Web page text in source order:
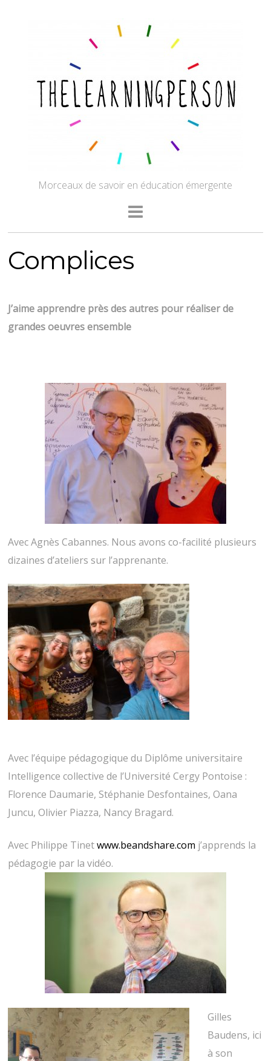
Morceaux de savoir en éducation émergente
Complices
J’aime apprendre près des autres pour réaliser de
grandes oeuvres ensemble
Avec Agnès Cabannes. Nous avons co-facilité plusieurs
dizaines d’ateliers sur l’apprenante.
Avec l’équipe pédagogique du Diplôme universitaire
Intelligence collective de l’Université Cergy Pontoise :
Florence Daumarie, Stéphanie Desfontaines, Oana
Juncu, Olivier Piazza, Nancy Bragard.
Avec Philippe Tinetwww.beandshare.com j’apprends la
pédagogie par la vidéo.
Gilles
Baudens, ici
à son